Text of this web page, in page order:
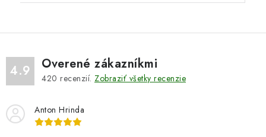
4.9 Overené zákazníkmi
420 recenzií. Zobraziť všetky recenzie
Anton Hrinda